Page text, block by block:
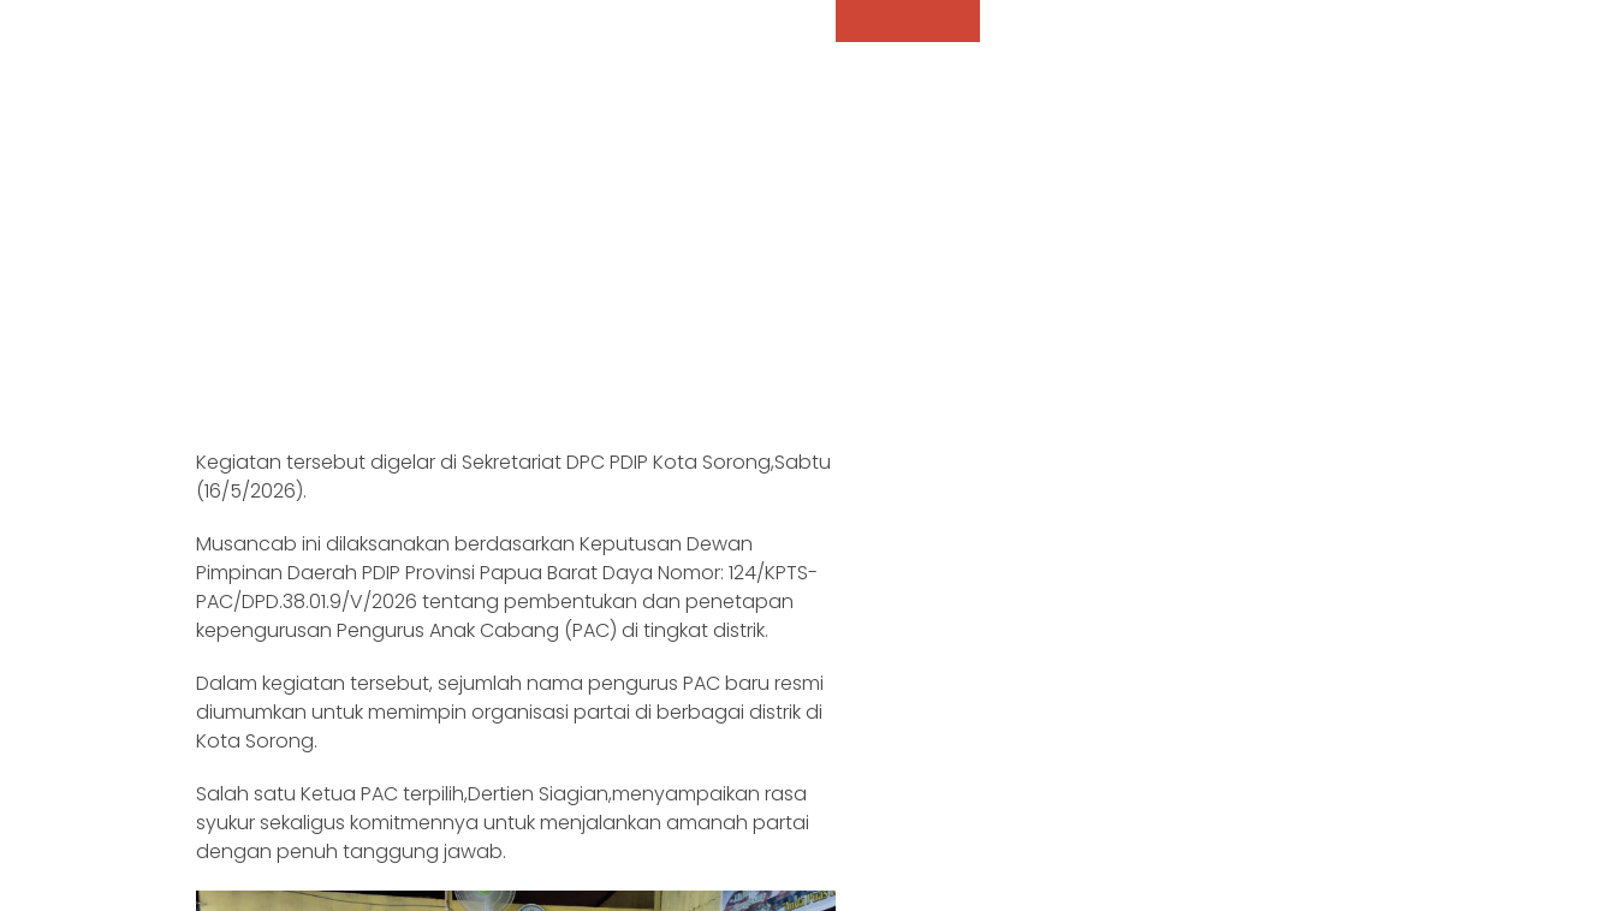
Kegiatan tersebut digelar di Sekretariat DPC PDIP Kota Sorong,Sabtu
(16/5/2026).
Musancab ini dilaksanakan berdasarkan Keputusan Dewan
Pimpinan Daerah PDIP Provinsi Papua Barat Daya Nomor: 124/KPTS-
PAC/DPD.38.01.9/V/2026 tentang pembentukan dan penetapan
kepengurusan Pengurus Anak Cabang (PAC) di tingkat distrik.
Dalam kegiatan tersebut, sejumlah nama pengurus PAC baru resmi
diumumkan untuk memimpin organisasi partai di berbagai distrik di
Kota Sorong.
Salah satu Ketua PAC terpilih,Dertien Siagian,menyampaikan rasa
syukur sekaligus komitmennya untuk menjalankan amanah partai
dengan penuh tanggung jawab.